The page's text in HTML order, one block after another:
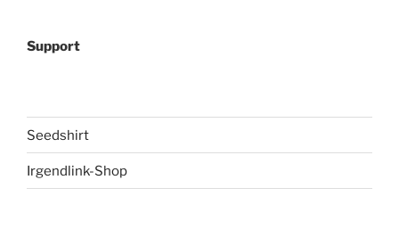
Support
Seedshirt
Irgendlink-Shop